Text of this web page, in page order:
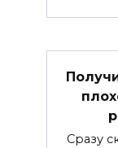
Сразу